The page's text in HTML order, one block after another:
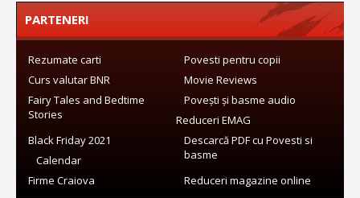
PARTENERI
Rezumate carti
Povesti pentru copii
Curs valutar BNR
Movie Reviews
Fairy Tales and Bedtime
Stories
Povești și basme audio
Reduceri EMAG
Descarcă PDF cu Povesti si
basme
Black Friday 2021
Calendar
Firme Craiova
Reduceri magazine online